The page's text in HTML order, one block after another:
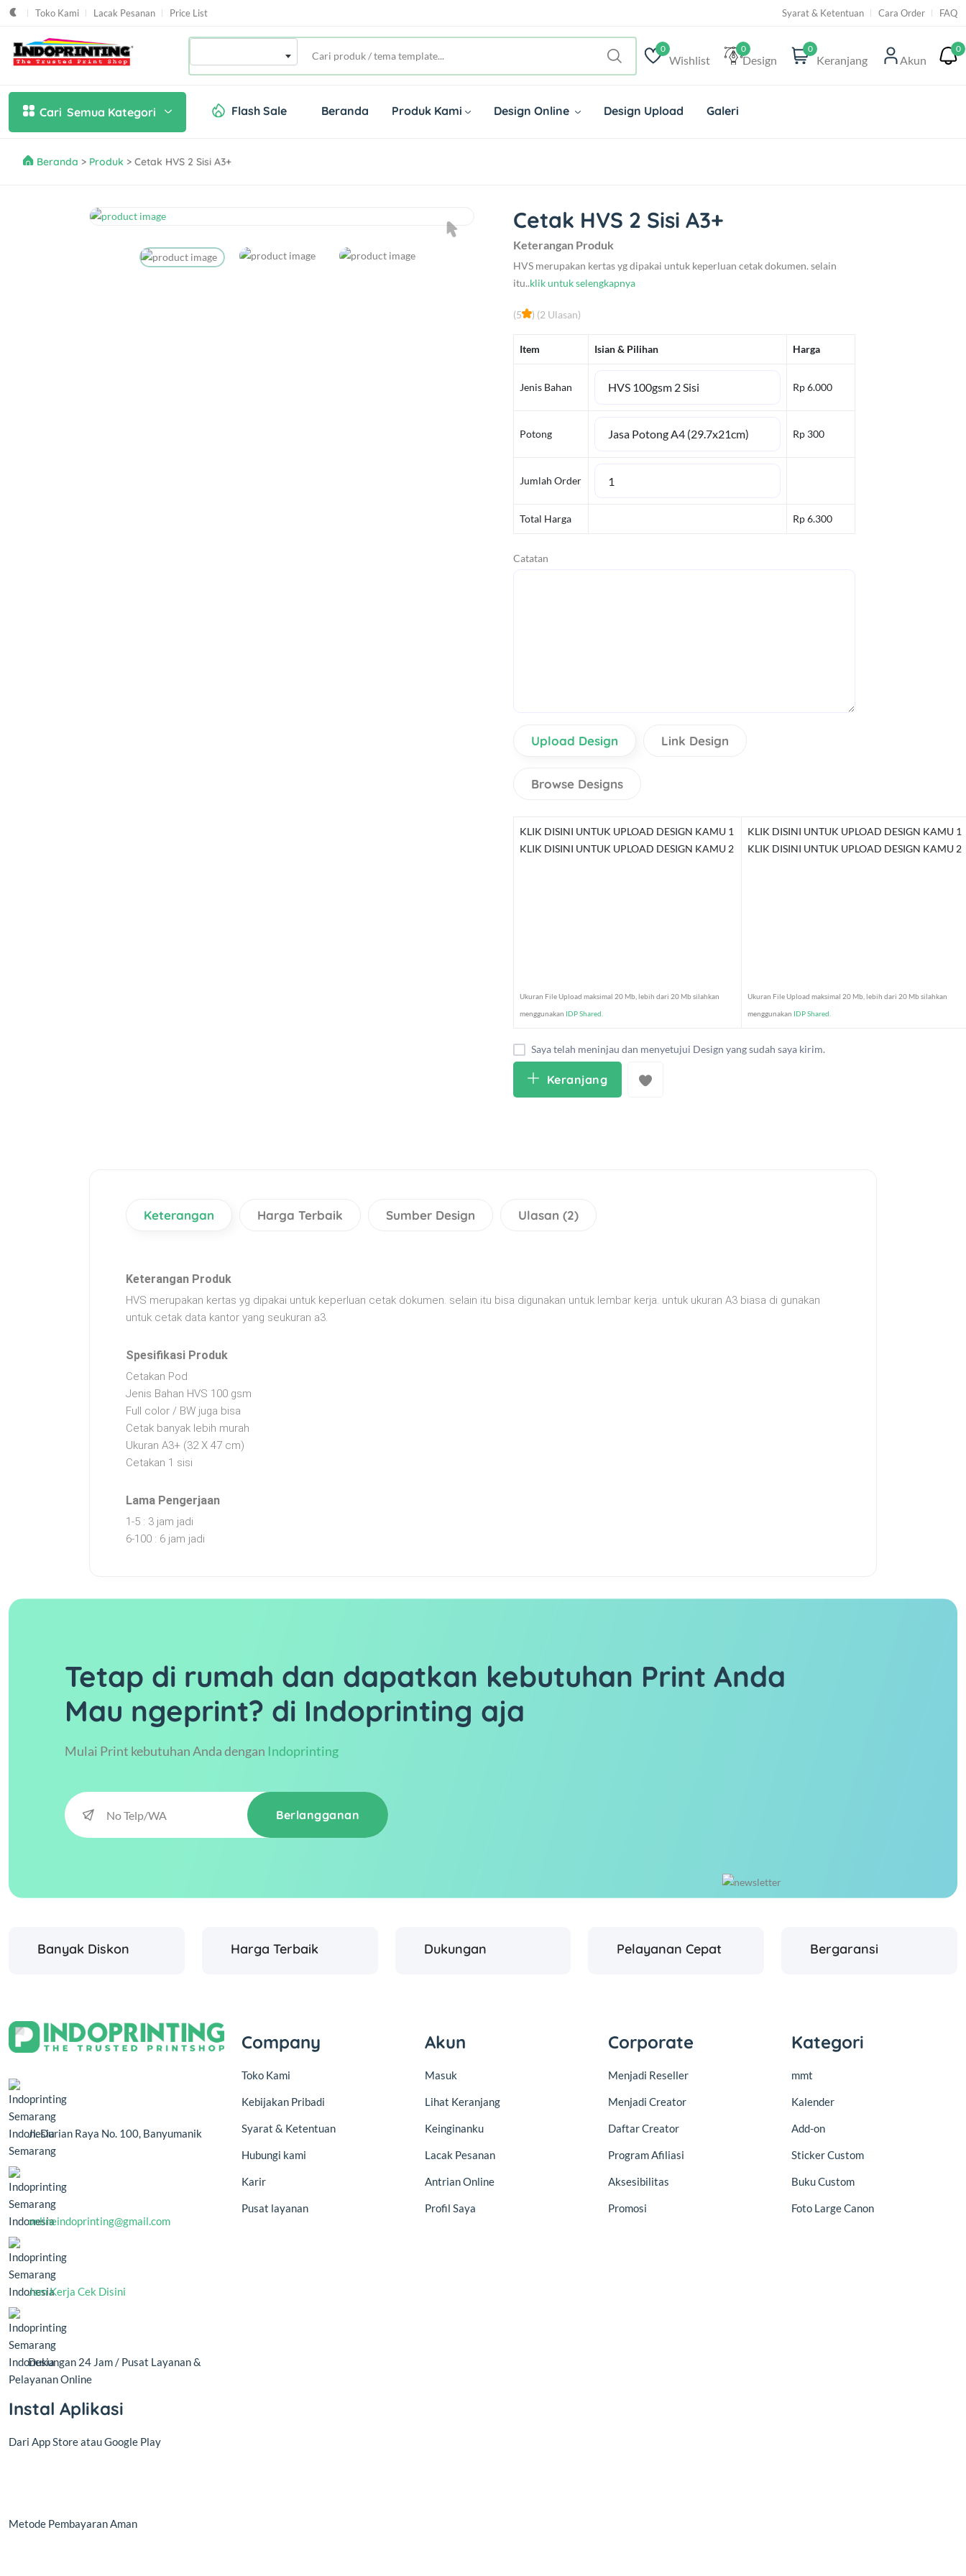
Toko Kami Lacak Pesanan Price List Syarat & Ketentuan Cara Order FAQ
0
Wishlist
0
Design
0
Keranjang Akun
0
Cari Semua Kategori Flash Sale Beranda Produk Kami Design Online Design Upload Galeri
Beranda > Produk > Cetak HVS 2 Sisi A3+
Cetak HVS 2 Sisi A3+
Keterangan Produk
HVS merupakan kertas yg dipakai untuk keperluan cetak dokumen. selain
itu..klik untuk selengkapnya
(5 ) (2 Ulasan)
Item Isian & Pilihan Harga
Jenis Bahan Rp 6.000
Potong Rp 300
Jumlah Order
Total Harga Rp 6.300
Catatan
Upload Design Link Design
Browse Designs
KLIK DISINI UNTUK UPLOAD DESIGN KAMU 1
KLIK DISINI UNTUK UPLOAD DESIGN KAMU 2
Ukuran File Upload maksimal 20 Mb, lebih dari 20 Mb silahkan
menggunakan IDP Shared.
KLIK DISINI UNTUK UPLOAD DESIGN KAMU 1
KLIK DISINI UNTUK UPLOAD DESIGN KAMU 2
Ukuran File Upload maksimal 20 Mb, lebih dari 20 Mb silahkan
menggunakan IDP Shared.
Saya telah meninjau dan menyetujui Design yang sudah saya kirim.
Keranjang
Keterangan Harga Terbaik Sumber Design Ulasan (2)
Keterangan Produk
HVS merupakan kertas yg dipakai untuk keperluan cetak dokumen. selain itu bisa digunakan untuk lembar kerja. untuk ukuran A3 biasa di gunakan
untuk cetak data kantor yang seukuran a3.
Spesifikasi Produk
Cetakan Pod
Jenis Bahan HVS 100 gsm
Full color / BW juga bisa
Cetak banyak lebih murah
Ukuran A3+ (32 X 47 cm)
Cetakan 1 sisi
Lama Pengerjaan
1-5 : 3 jam jadi
6-100 : 6 jam jadi
Tetap di rumah dan dapatkan kebutuhan Print Anda
Mau ngeprint? di Indoprinting aja
Mulai Print kebutuhan Anda dengan Indoprinting
Berlangganan
Banyak Diskon Harga Terbaik Dukungan Pelayanan Cepat Bergaransi
Jl. Durian Raya No. 100, Banyumanik
Semarang
onlineindoprinting@gmail.com
Jam Kerja Cek Disini
Dukungan 24 Jam / Pusat Layanan &
Pelayanan Online
Company
Toko Kami
Kebijakan Pribadi
Syarat & Ketentuan
Hubungi kami
Karir
Pusat layanan
Akun
Masuk
Lihat Keranjang
Keinginanku
Lacak Pesanan
Antrian Online
Profil Saya
Corporate
Menjadi Reseller
Menjadi Creator
Daftar Creator
Program Afiliasi
Aksesibilitas
Promosi
Kategori
mmt
Kalender
Add-on
Sticker Custom
Buku Custom
Foto Large Canon
Instal Aplikasi
Dari App Store atau Google Play
Metode Pembayaran Aman